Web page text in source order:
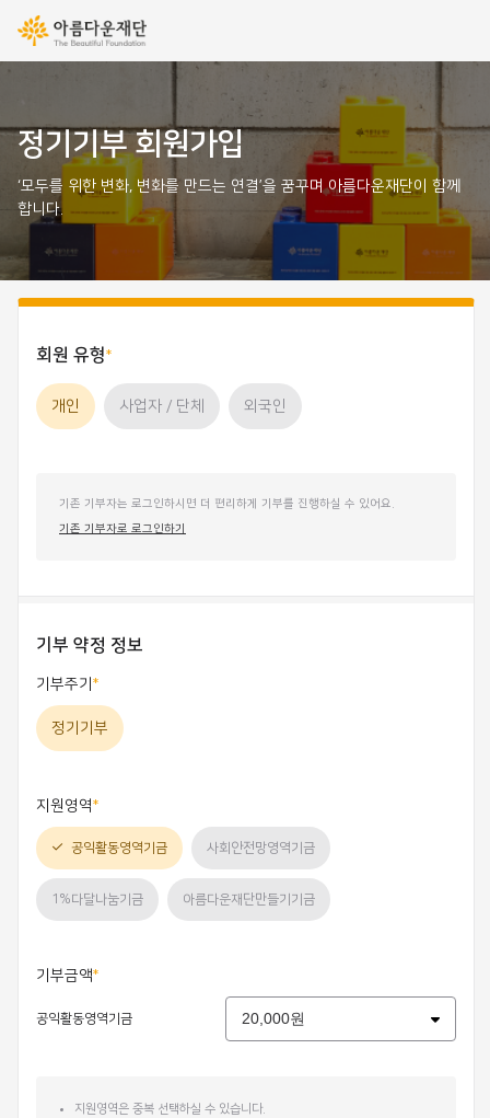
정기기부 회원가입
‘모두를 위한 변화, 변화를 만드는 연결’을 꿈꾸며 아름다운재단이 함께
합니다.
회원 유형
개인 사업자 / 단체 외국인
기존 기부자는 로그인하시면 더 편리하게 기부를 진행하실 수 있어요.
기존 기부자로 로그인하기
기부 약정 정보
기부주기
정기기부
지원영역
공익활동영역기금 사회안전망영역기금
1%다달나눔기금 아름다운재단만들기기금
기부금액
공익활동영역기금
지원영역은 중복 선택하실 수 있습니다.